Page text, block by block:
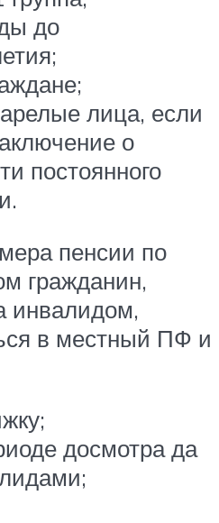
до
лица, если
о
постоянного
пенсии по
гражданин,
инвалидом,
в местный ПФ и
досмотра да